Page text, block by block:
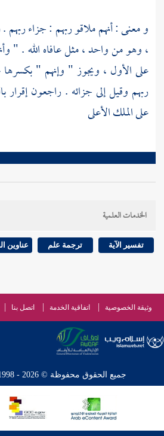
و معنى : أنهم ملاقو ربهم : جزاء ربهم
، وهو من واحد ، مثل عافاه الله . "
على الأول ، ويجوز " وإنهم " بكسرها
ربهم وقيل إلى جزائه . راجعون إقرار
على الملك الأعلى
الخدمات العلمية
تفسير الآية ترجمة علم عناوين
وثيقة الخصوصية اتفاقية الخدمة اتصل بنا
جميع الحقوق محفوظة © 2026 - 1998 لشبكة إسلام ويب